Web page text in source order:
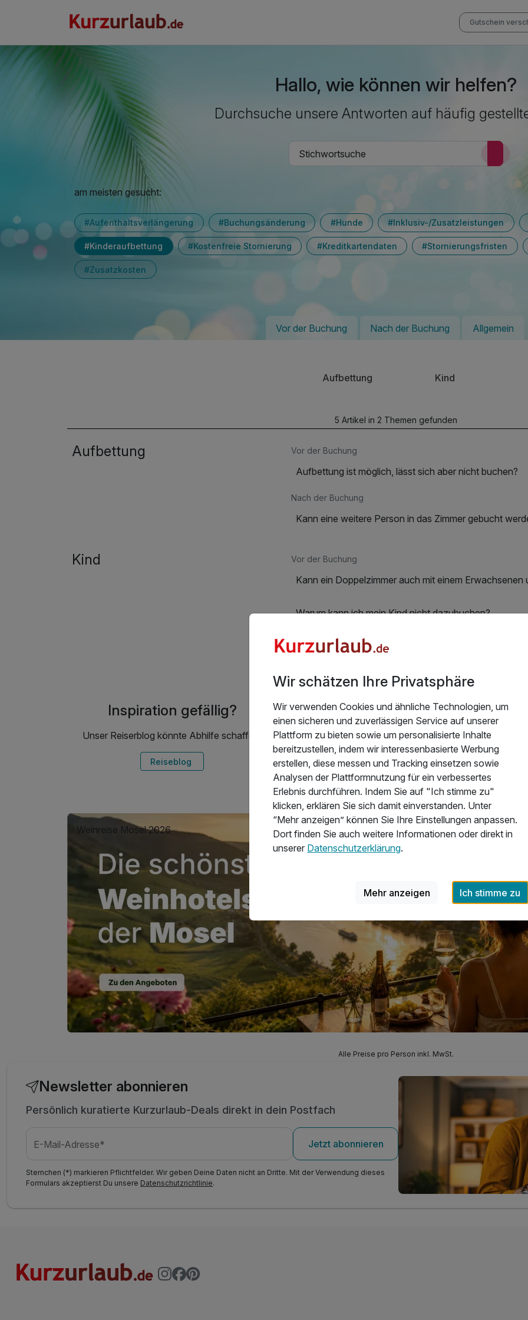
Gutschein
Hallo, wie können wir helfen?
Durchsuche unsere Antworten auf häufig
am meisten gesucht:
#Aufenthaltsverlängerung #Buchungsänderung #Hunde #Inklusiv-/Zusatzleistungen
#Kinderaufbettung #Kostenfreie Stornierung #Kreditkartendaten #Stornierungsfristen
#Zusatzkosten
Vor der Buchung Nach der Buchung Allgemein
Aufbettung Kind
5 Artikel in 2 Themen gefunden
Aufbettung Vor der Buchung
Aufbettung ist möglich, lässt sich aber nicht buchen?
Nach der Buchung
Kann eine weitere Person in das Zimmer gebucht
Kind Vor der Buchung
Kann ein Doppelzimmer auch mit einem
Warum kann ich mein Kind nicht dazubuchen?
Nach der Buchung
Inspiration gefällig?
Unser Reiserblog könnte Abhilfe schaffen!
Reiseblog
Noch offene Fragen?
Dann kontaktiere uns gerne über unser
Serviceformular
Weinreise Mosel 2026
Alle Preise pro Person inkl. MwSt.
Newsletter abonnieren
Persönlich kuratierte Kurzurlaub-Deals direkt in dein Postfach
E-Mail-Adresse* Jetzt abonnieren
Sternchen (*) markieren Pflichtfelder. Wir geben Deine Daten nicht an Dritte. Mit der Verwendung dieses
Formulars akzeptierst Du unsere Datenschutzrichtlinie.
Wir schätzen Ihre Privatsphäre
Wir verwenden Cookies und ähnliche Technologien, um
einen sicheren und zuverlässigen Service auf unserer
Plattform zu bieten sowie um personalisierte Inhalte
bereitzustellen, indem wir interessenbasierte Werbung
erstellen, diese messen und Tracking einsetzen sowie
Analysen der Plattformnutzung für ein verbessertes
Erlebnis durchführen. Indem Sie auf "Ich stimme zu"
klicken, erklären Sie sich damit einverstanden. Unter
“Mehr anzeigen” können Sie Ihre Einstellungen anpassen.
Dort finden Sie auch weitere Informationen oder direkt in
unserer Datenschutzerklärung.
Mehr anzeigen Ich stimme zu